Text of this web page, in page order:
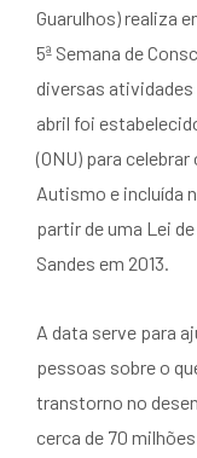
Guarulhos) realiza
5ª Semana de
diversas atividades
abril foi
(ONU) para
Autismo e incluída
partir de uma Lei
Sandes em 2013.
A data serve para
pessoas sobre o
transtorno no
cerca de 70